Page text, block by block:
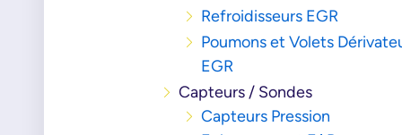
Refroidisseurs EGR
Poumons et Volets
EGR
Capteurs / Sondes
Capteurs Pression